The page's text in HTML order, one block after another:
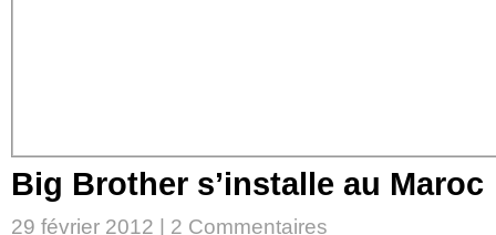
Big Brother s’installe au Maroc
29 février 2012 | 2 Commentaires